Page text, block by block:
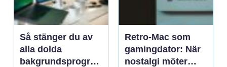
Så stänger du av
alla dolda
bakgrundsprogra
Retro-Mac som
gamingdator: När
nostalgi möter